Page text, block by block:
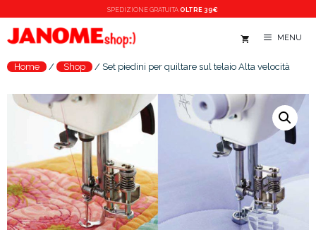
SPEDIZIONE GRATUITA OLTRE 39€
MENU
Home / Shop / Set piedini per quiltare sul telaio Alta velocità
AGGIUNGI AL CARRELLO